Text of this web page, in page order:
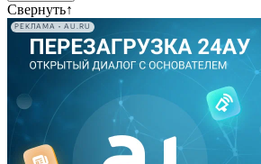
Свернуть↑
РЕКЛАМА • AU.RU